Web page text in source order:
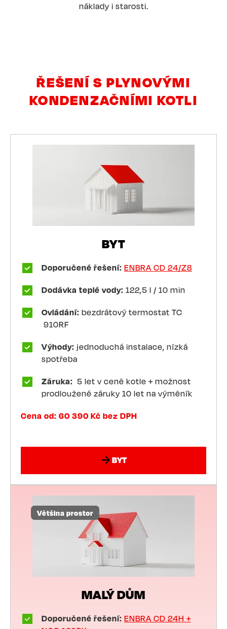
náklady i starosti.
ŘEŠENÍ S PLYNOVÝMI
KONDENZAČNÍMI KOTLI
BYT
Doporučené řešení: ENBRA CD 24/Z8
Dodávka teplé vody: 122,5 l / 10 min
Ovládání: bezdrátový termostat TC
910RF
Výhody: jednoduchá instalace, nízká
spotřeba
Záruka: 5 let v ceně kotle + možnost
prodloužené záruky 10 let na výměník
Cena od: 60 390 Kč bez DPH
BYT
Většina prostor
MALÝ DŮM
Doporučené řešení: ENBRA CD 24H +